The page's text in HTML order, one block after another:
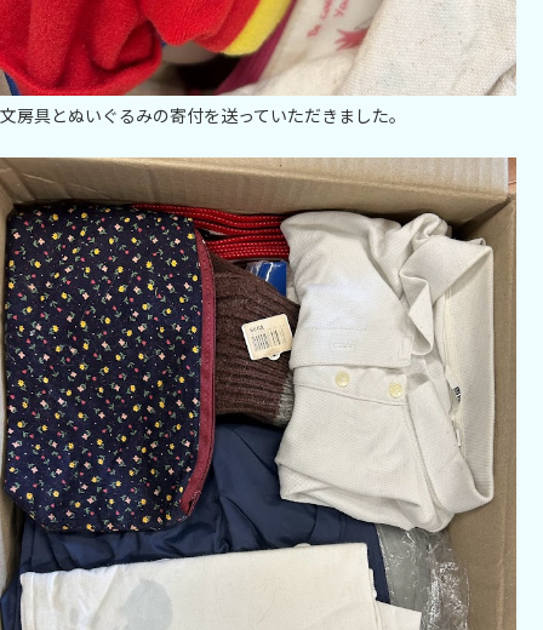
文房具とぬいぐるみの寄付を送っていただきました。